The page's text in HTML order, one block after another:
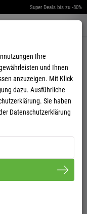
Super Deals bis zu -80%
Warenkorb aufklappen
Ihre
und Ihnen
anzuzeigen. Mit Klick
dazu. Ausführliche
Sie haben
Datenschutzerklärung